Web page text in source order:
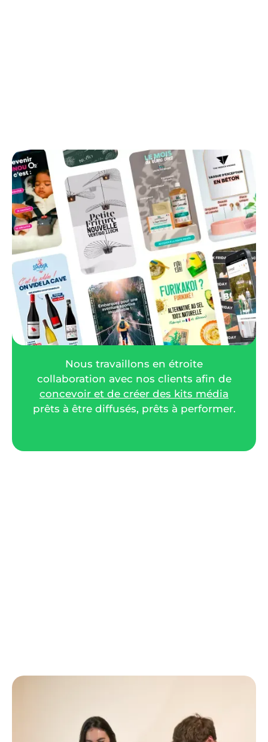
Création de contenus par le
studio
Créations des visuels et vidéos
publicitaires selon la stratégie de
diffusion mise en place et la stratégie
d'audience paramétrée sur vos
campagnes SEA et SMA. Nous
respectons votre direction artistique et
votre charte graphique.
Nous travaillons en étroite
collaboration avec nos clients afin de
concevoir et de créer des kits média
prêts à être diffusés, prêts à performer.